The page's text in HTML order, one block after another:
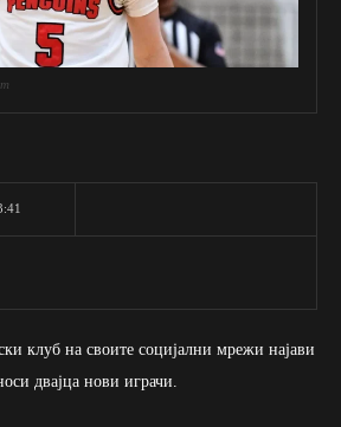
клуб на своите социјални мрежи најави
двајца нови играчи.